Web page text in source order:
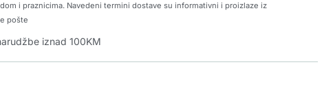
i praznicima. Navedeni termini dostave su informativni i proizlaze iz
pošte
iznad 100KM